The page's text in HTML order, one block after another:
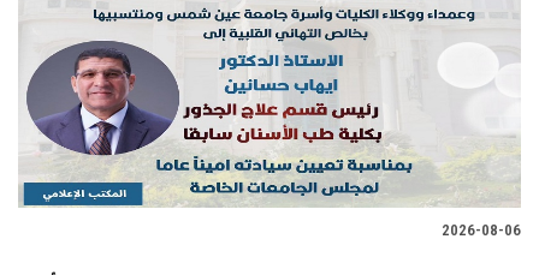
2026-08-06